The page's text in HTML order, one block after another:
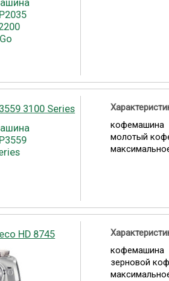
3100 Series
кофемашина
молотый
HD 8745
кофемашина
зерновой